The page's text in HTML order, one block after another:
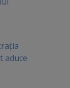
aduce